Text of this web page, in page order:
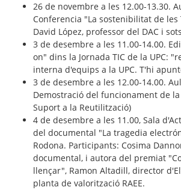
26 de novembre a les 12.00-13.30.
Conferencia "La sostenibilitat de les
David López, professor del DAC i
3 de desembre a les 11.00-14.00.
on" dins la Jornada TIC de la UPC:
interna d'equips a la UPC. T'hi
3 de desembre a les 12.00-14.00.
Demostració del funcionament de la
Suport a la Reutilització)
4 de desembre a les 11.00, Sala
del documental "La tragedia
Rodona. Participants: Cosima
documental, i autora del premiat
llençar", Ramon Altadill, director
planta de valorització RAEE.